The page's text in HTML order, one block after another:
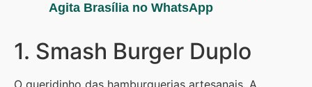
Agita Brasília no WhatsApp
1. Smash Burger Duplo